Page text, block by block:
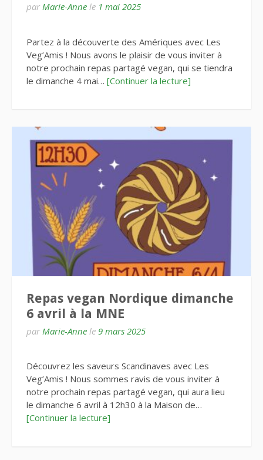
par Marie-Anne le 1 mai 2025
Partez à la découverte des Amériques avec Les
Veg’Amis ! Nous avons le plaisir de vous inviter à
notre prochain repas partagé vegan, qui se tiendra
le dimanche 4 mai… [Continuer la lecture]
Repas vegan Nordique dimanche
6 avril à la MNE
par Marie-Anne le 9 mars 2025
Découvrez les saveurs Scandinaves avec Les
Veg’Amis ! Nous sommes ravis de vous inviter à
notre prochain repas partagé vegan, qui aura lieu
le dimanche 6 avril à 12h30 à la Maison de…
[Continuer la lecture]